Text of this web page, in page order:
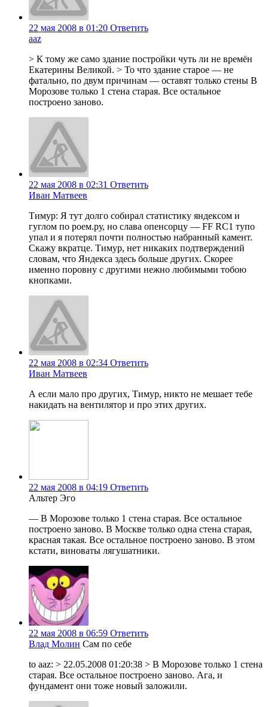
22 мая 2008 в 01:20 Ответить
aaz
> К тому же само здание постройки чуть ли не времён
Екатерины Великой. > То что здание старое — не
фатально, по двум причинам — оставят только стены В
Морозове только 1 стена старая. Все остальное
построено заново.
22 мая 2008 в 02:31 Ответить
Иван Матвеев
Тимур: Я тут долго собирал статистику яндексом и
гуглом по роем.ру, но слава опенсорцу — FF RC1 тупо
упал и я потерял почти полностью набранный камент.
Скажу вкратце. Тимур, нет никаких подтверждений
словам, что Яндекса здесь больше других. Скорее
именно поровну с другими нежно любимыми тобою
кнопками.
22 мая 2008 в 02:34 Ответить
Иван Матвеев
А если мало про других, Тимур, никто не мешает тебе
накидать на вентилятор и про этих других.
22 мая 2008 в 04:19 Ответить
Альтер Эго
— В Морозове только 1 стена старая. Все остальное
построено заново. В Москве только одна стена старая,
красная такая. Все остальное построено заново. В этом
кстати, виноваты лягушатники.
22 мая 2008 в 06:59 Ответить
Влад Молин Сам по себе
to aaz: > 22.05.2008 01:20:38 > В Морозове только 1 стена
старая. Все остальное построено заново. Ага, и
фундамент они тоже новый заложили.